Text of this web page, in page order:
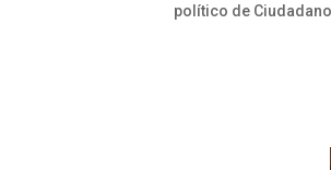
político de